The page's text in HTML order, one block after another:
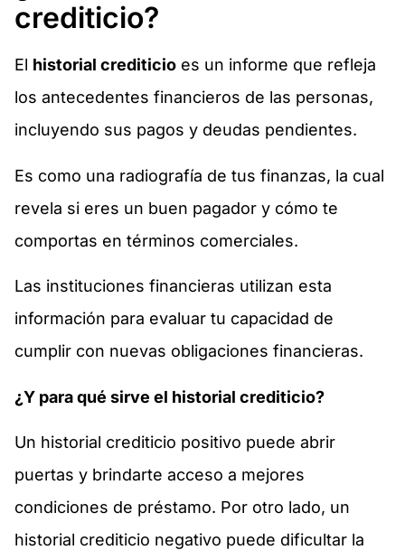
crediticio?
El historial crediticio es un informe que refleja
los antecedentes financieros de las personas,
incluyendo sus pagos y deudas pendientes.
Es como una radiografía de tus finanzas, la cual
revela si eres un buen pagador y cómo te
comportas en términos comerciales.
Las instituciones financieras utilizan esta
información para evaluar tu capacidad de
cumplir con nuevas obligaciones financieras.
¿Y para qué sirve el historial crediticio?
Un historial crediticio positivo puede abrir
puertas y brindarte acceso a mejores
condiciones de préstamo. Por otro lado, un
historial crediticio negativo puede dificultar la